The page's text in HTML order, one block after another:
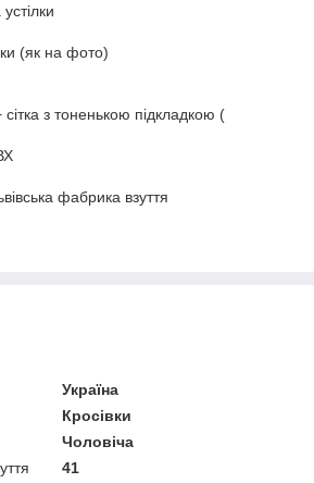
(як на фото)
з тоненькою підкладкою (
фабрика взуття
Україна
Кросівки
Чоловіча
41